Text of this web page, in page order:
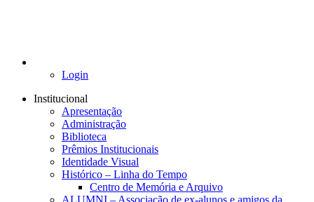
Login
Institucional
Apresentação
Administração
Biblioteca
Prêmios Institucionais
Identidade Visual
Histórico – Linha do Tempo
Centro de Memória e Arquivo
ALUMNI – Associação de ex-alunos e amigos da